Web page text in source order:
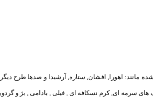
مانند: اهورا, افشان, ستاره, آرشیدا و صدها طرح